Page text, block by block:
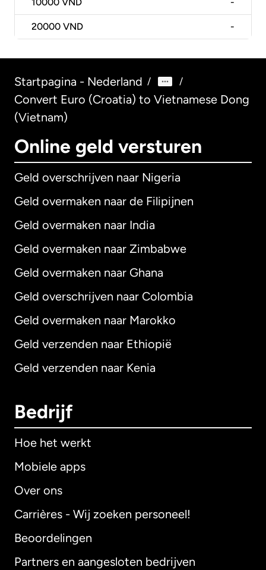
10000 VND -
20000 VND -
Startpagina - Nederland / /
Convert Euro (Croatia) to Vietnamese Dong
(Vietnam)
Online geld versturen
Geld overschrijven naar Nigeria
Geld overmaken naar de Filipijnen
Geld overmaken naar India
Geld overmaken naar Zimbabwe
Geld overmaken naar Ghana
Geld overschrijven naar Colombia
Geld overmaken naar Marokko
Geld verzenden naar Ethiopië
Geld verzenden naar Kenia
Bedrijf
Hoe het werkt
Mobiele apps
Over ons
Carrières - Wij zoeken personeel!
Beoordelingen
Partners en aangesloten bedrijven